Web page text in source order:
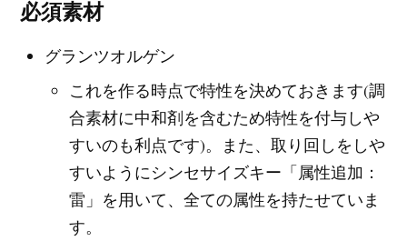
必須素材
グランツオルゲン
これを作る時点で特性を決めておきます(調
合素材に中和剤を含むため特性を付与しや
すいのも利点です)。また、取り回しをしや
すいようにシンセサイズキー「属性追加：
雷」を用いて、全ての属性を持たせていま
す。